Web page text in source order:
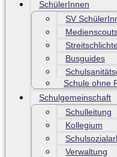
SchülerInnen
SV
Busguides
Schule ohne
Schulgemeinschaft
Schulleitung
Kollegium
Verwaltung